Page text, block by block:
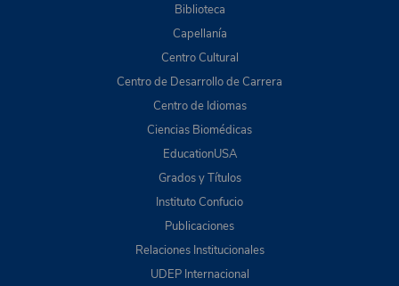
Biblioteca
Capellanía
Centro Cultural
Centro de Desarrollo de Carrera
Centro de Idiomas
Ciencias Biomédicas
EducationUSA
Grados y Títulos
Instituto Confucio
Publicaciones
Relaciones Institucionales
UDEP Internacional